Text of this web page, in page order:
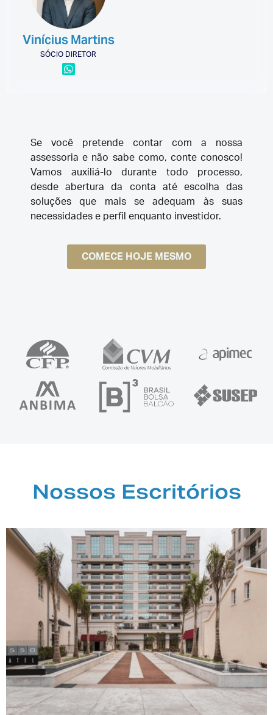
Vinícius Martins
SÓCIO DIRETOR
Se você pretende contar com a nossa
assessoria e não sabe como, conte conosco!
Vamos auxiliá-lo durante todo processo,
desde abertura da conta até escolha das
soluções que mais se adequam às suas
necessidades e perfil enquanto investidor.
COMECE HOJE MESMO
Nossos Escritórios